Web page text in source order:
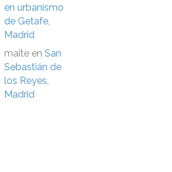
en urbanismo
de Getafe,
Madrid
maite en San
Sebastián de
los Reyes,
Madrid